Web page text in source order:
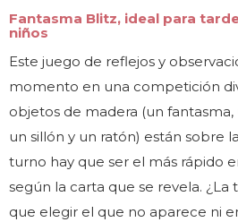
Fantasma Blitz, ideal para
niños
Este juego de reflejos y
momento en una competición
objetos de madera (un
un sillón y un ratón) están sobre
turno hay que ser el más rápido
según la carta que se revela. ¿La
que elegir el que no aparece ni